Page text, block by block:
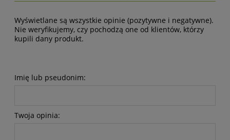
Wyświetlane są wszystkie opinie (pozytywne i negatywne).
Nie weryfikujemy, czy pochodzą one od klientów, którzy
kupili dany produkt.
Imię lub pseudonim:
Twoja opinia: